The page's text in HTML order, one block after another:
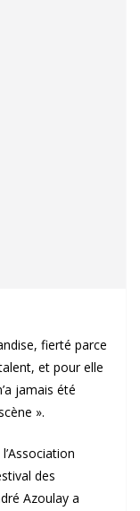
fierté parce
et pour elle
jamais été
».
des
Azoulay a